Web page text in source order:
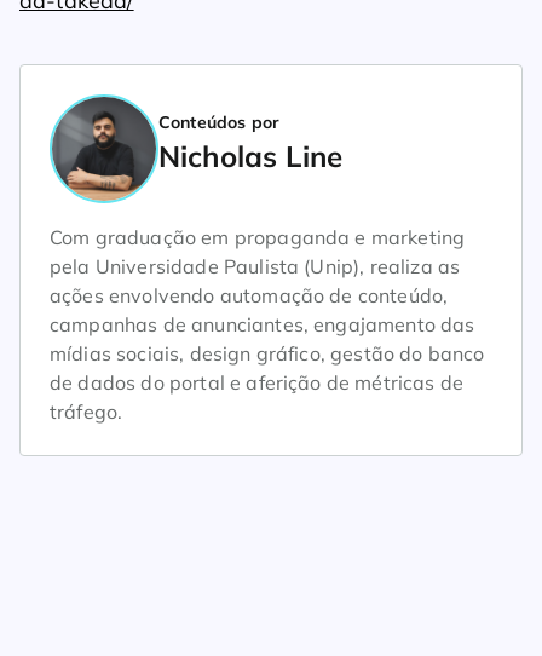
Conteúdos por
Nicholas Line
Com graduação em propaganda e marketing
pela Universidade Paulista (Unip), realiza as
ações envolvendo automação de conteúdo,
campanhas de anunciantes, engajamento das
mídias sociais, design gráfico, gestão do banco
de dados do portal e aferição de métricas de
tráfego.